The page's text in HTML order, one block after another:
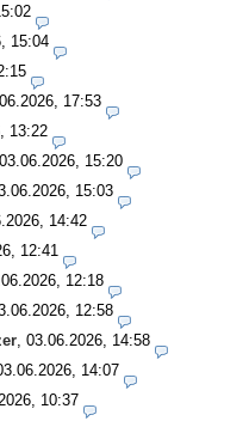
15:04
17:53
13:22
03.06.2026, 15:20
15:03
14:42
12:41
12:18
12:58
03.06.2026, 14:58
14:07
10:37